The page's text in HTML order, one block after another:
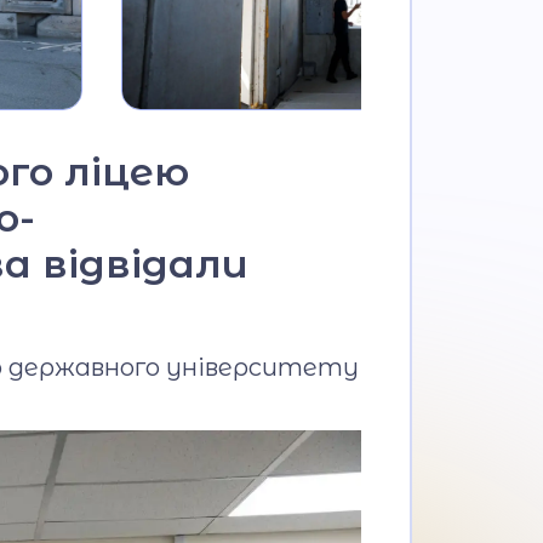
ліцею
відвідали
державного університету